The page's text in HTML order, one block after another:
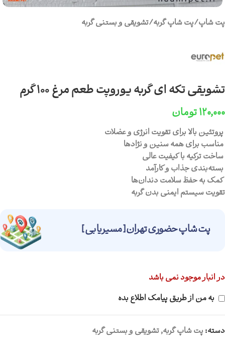
پت شاپ/پت شاپ گربه/تشویقی و بستنی گربه
تشویقی تکه ای گربه یوروپت طعم مرغ 100 گرم
۱۲۰,۰۰۰تومان
پروتئین بالا برای تقویت انرژی و عضلات
مناسب برای همه سنین و نژادها
ساخت ترکیه با کیفیت عالی
بسته‌بندی جذاب و کارآمد
کمک به حفظ سلامت دندان‌ها
تقویت سیستم ایمنی بدن گربه
پت شاپ حضوری تهران [ مسیریابی ]
در انبار موجود نمی باشد
به من از طریق پیامک اطلاع بده
دسته:پت شاپ گربه,تشویقی و بستنی گربه